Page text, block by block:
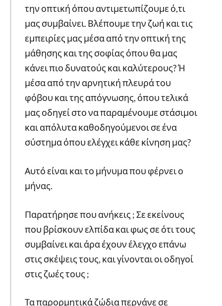
την οπτική όπου αντιμετωπίζουμε ό,τι
μας συμβαίνει. Βλέπουμε την ζωή και τις
εμπειρίες μας μέσα από την οπτική της
μάθησης και της σοφίας όπου θα μας
κάνει πιο δυνατούς και καλύτερους? Ή
μέσα από την αρνητική πλευρά του
φόβου και της απόγνωσης, όπου τελικά
μας οδηγεί στο να παραμένουμε στάσιμοι
και απόλυτα καθοδηγούμενοι σε ένα
σύστημα όπου ελέγχει κάθε κίνηση μας?
Αυτό είναι και το μήνυμα που φέρνει ο
μήνας.
Παρατήρησε που ανήκεις ; Σε εκείνους
που βρίσκουν ελπίδα και φως σε ότι τους
συμβαίνει και άρα έχουν έλεγχο επάνω
στις σκέψεις τους, και γίνονται οι οδηγοί
στις ζωές τους ;
Τα παρορμητικά ζώδια περνάνε σε